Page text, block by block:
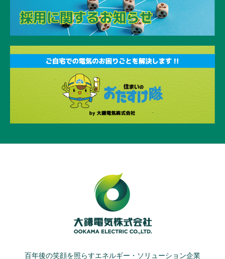
百年後の笑顔を照らすエネルギー・ソリューション企業